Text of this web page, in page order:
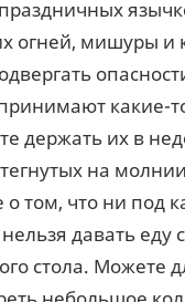
огней, мишуры и
какие-
держать их в
на
о том, что ни под
давать еду с
стола. Можете